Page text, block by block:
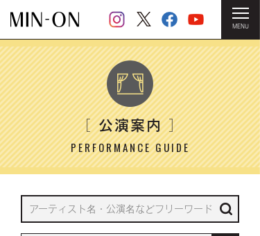
MENU
HOME ＞ 公演案内
［公演案内］
PERFORMANCE GUIDE